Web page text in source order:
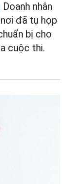
Doanh nhân
đã tụ họp
bị cho
cuộc thi.